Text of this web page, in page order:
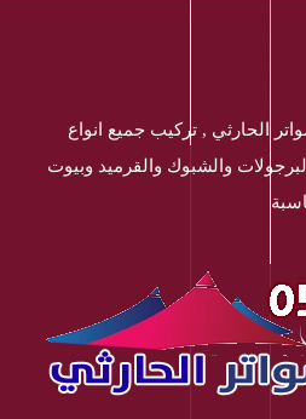
الحارثي , تركيب جميع انواع
والشبوك والقرميد وبيوت